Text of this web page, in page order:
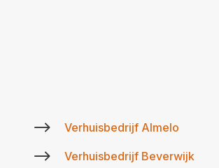
$ Verhuisbedrijf Almelo
$ Verhuisbedrijf Beverwijk